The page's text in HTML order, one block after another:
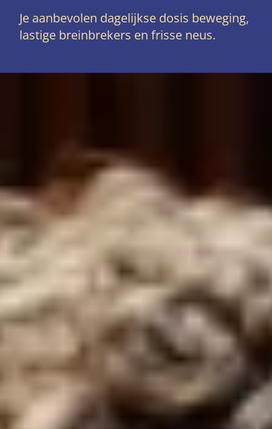
Je aanbevolen dagelijkse dosis beweging,
lastige breinbrekers en frisse neus.